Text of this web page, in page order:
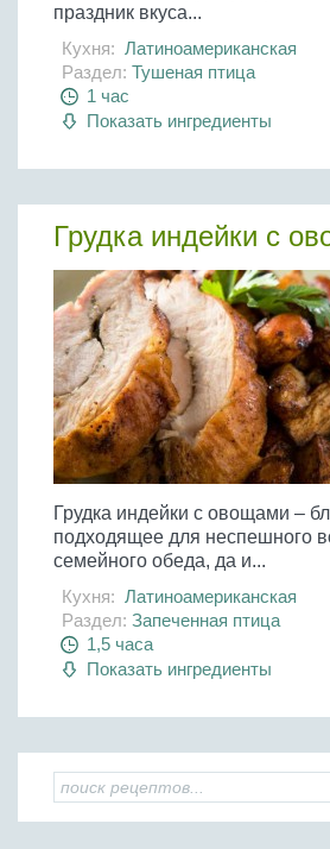
праздник вкуса...
Кухня: Латиноамериканская
Раздел: Тушеная птица
1 час
Показать ингредиенты
Грудка индейки с
Грудка индейки с овощами –
подходящее для неспешного
семейного обеда, да и...
Кухня: Латиноамериканская
Раздел: Запеченная птица
1,5 часа
Показать ингредиенты